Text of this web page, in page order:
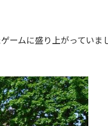
ームに盛り上がっていま